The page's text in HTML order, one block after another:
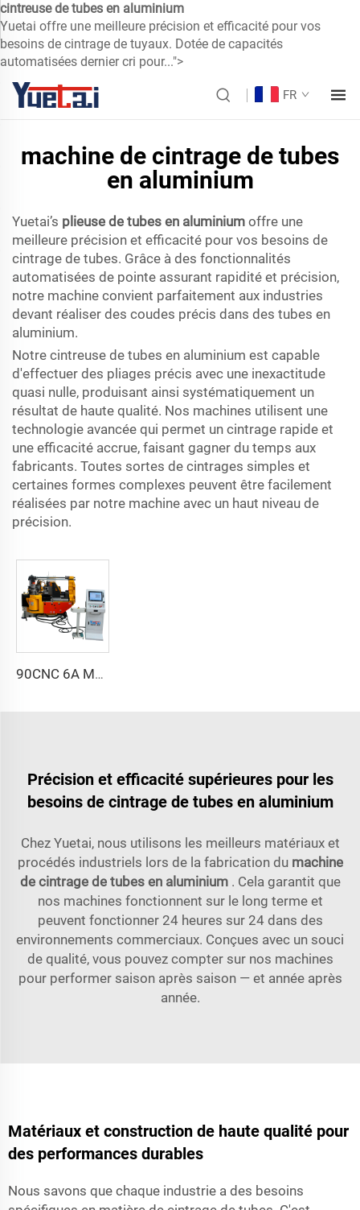
cintreuse de tubes en aluminium
Yuetai offre une meilleure précision et efficacité pour vos
besoins de cintrage de tuyaux. Dotée de capacités
automatisées dernier cri pour...">
FR
machine de cintrage de tubes
en aluminium
Yuetai’s plieuse de tubes en aluminium offre une
meilleure précision et efficacité pour vos besoins de
cintrage de tubes. Grâce à des fonctionnalités
automatisées de pointe assurant rapidité et précision,
notre machine convient parfaitement aux industries
devant réaliser des coudes précis dans des tubes en
aluminium.
Notre cintreuse de tubes en aluminium est capable
d'effectuer des pliages précis avec une inexactitude
quasi nulle, produisant ainsi systématiquement un
résultat de haute qualité. Nos machines utilisent une
technologie avancée qui permet un cintrage rapide et
une efficacité accrue, faisant gagner du temps aux
fabricants. Toutes sortes de cintrages simples et
certaines formes complexes peuvent être facilement
réalisées par notre machine avec un haut niveau de
précision.
90CNC 6A MS Machine à cintrer tubes CNC avec moteur, pour tubes carrés en fer, cuivre, acier inoxydable et tubes en laiton
Précision et efficacité supérieures pour les
besoins de cintrage de tubes en aluminium
Chez Yuetai, nous utilisons les meilleurs matériaux et
procédés industriels lors de la fabrication du machine
de cintrage de tubes en aluminium . Cela garantit que
nos machines fonctionnent sur le long terme et
peuvent fonctionner 24 heures sur 24 dans des
environnements commerciaux. Conçues avec un souci
de qualité, vous pouvez compter sur nos machines
pour performer saison après saison — et année après
année.
Matériaux et construction de haute qualité pour
des performances durables
Nous savons que chaque industrie a des besoins